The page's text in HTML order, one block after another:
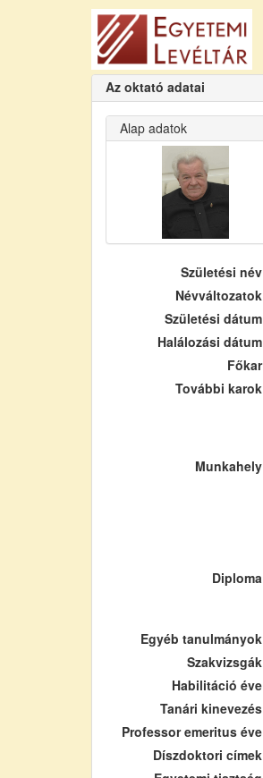
Az oktató adatai
Alap adatok
Születési név
Névváltozatok
Születési dátum
Halálozási dátum
Főkar
További karok
Munkahely
Diploma
Egyéb tanulmányok
Szakvizsgák
Habilitáció éve
Tanári kinevezés
Professor emeritus éve
Díszdoktori címek